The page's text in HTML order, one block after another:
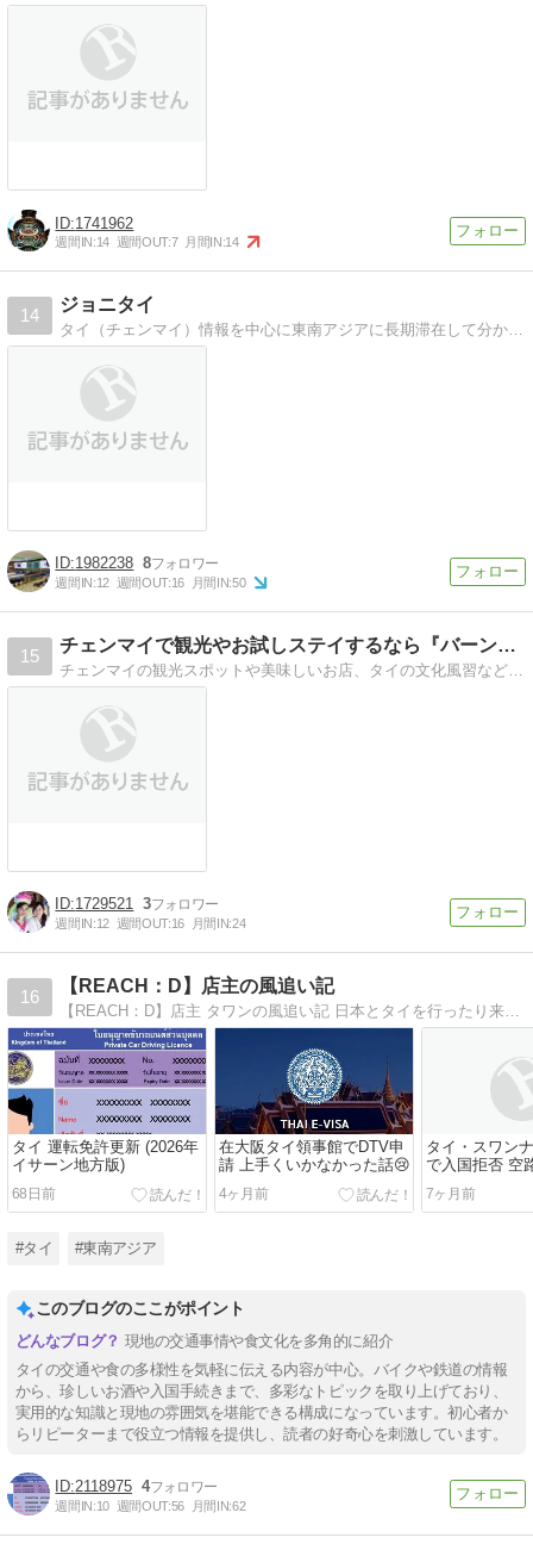
1741962
週間IN:14 週間OUT:7 月間IN:14
14
ジョニタイ
タイ（チェンマイ）情報を中心に東南アジアに長期滞在して分かったことを更新中！海外ノマド術も公開
1982238 8
週間IN:12 週間OUT:16 月間IN:50
15
チェンマイで観光やお試しステイするなら『バーン・チェンマイ』
チェンマイの観光スポットや美味しいお店、タイの文化風習など色々ご紹介します！現地にて観光案内や様々なサポートをしております。
1729521 3
週間IN:12 週間OUT:16 月間IN:24
16
【REACH：D】店主の風追い記
【REACH：D】店主 タワンの風追い記 日本とタイを行ったり来たり。 「風を追うようなものだ…」
タイ 運転免許更新 (2026年
イサーン地方版)
68日前
在大阪タイ領事館でDTV申
請 上手くいかなかった話😢
4ヶ月前
タイ・スワン
で入国拒否 空
否⁉️その時どう
7ヶ月前
#タイ #東南アジア
このブログのここがポイント
現地の交通事情や食文化を多角的に紹介
タイの交通や食の多様性を気軽に伝える内容が中心。バイクや鉄道の情報
から、珍しいお酒や入国手続きまで、多彩なトピックを取り上げており、
実用的な知識と現地の雰囲気を堪能できる構成になっています。初心者か
らリピーターまで役立つ情報を提供し、読者の好奇心を刺激しています。
2118975 4
週間IN:10 週間OUT:56 月間IN:62